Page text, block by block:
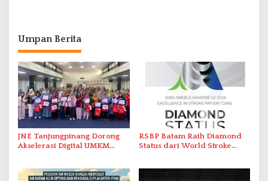
Umpan Berita
JNE Tanjungpinang Dorong
Akselerasi Digital UMKM
RSBP Batam Raih Diamond
Status dari World Stroke
Berstandar Internasional